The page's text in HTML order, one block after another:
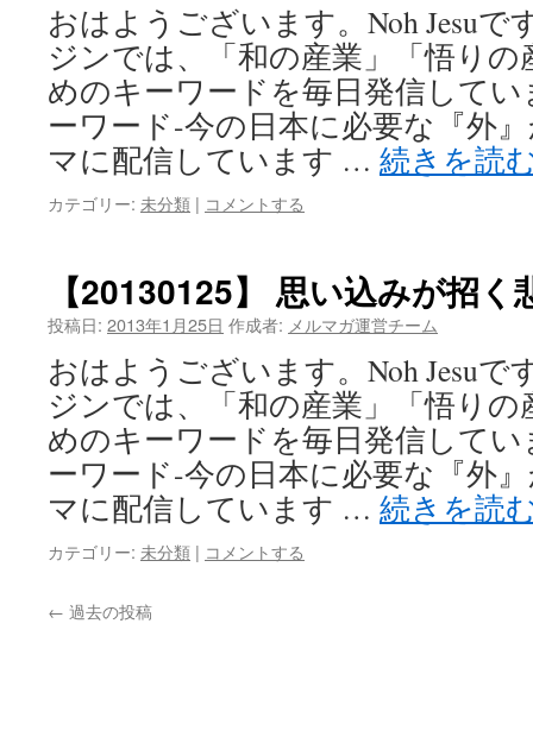
おはようございます。Noh Jesuで
ジンでは、「和の産業」「悟り
めのキーワードを毎日発信して
ーワード-今の日本に必要な『外
マに配信しています … 続きを読
カテゴリー: 未分類 | コメントする
【20130125】 思い込みが招く
投稿日: 2013年1月25日 作成者: メルマガ運営チーム
おはようございます。Noh Jesuで
ジンでは、「和の産業」「悟り
めのキーワードを毎日発信して
ーワード-今の日本に必要な『外
マに配信しています … 続きを読
カテゴリー: 未分類 | コメントする
← 過去の投稿